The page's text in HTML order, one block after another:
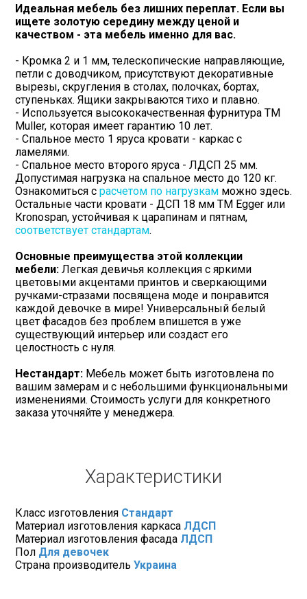
Идеальная мебель без лишних переплат. Если вы
ищете золотую середину между ценой и
качеством - эта мебель именно для вас.
- Кромка 2 и 1 мм, телескопические направляющие,
петли с доводчиком, присутствуют декоративные
вырезы, скругления в столах, полочках, бортах,
ступеньках. Ящики закрываются тихо и плавно.
- Используется высококачественная фурнитура ТМ
Muller, которая имеет гарантию 10 лет.
- Спальное место 1 яруса кровати - каркас с
ламелями.
- Спальное место второго яруса - ЛДСП 25 мм.
Допустимая нагрузка на спальное место до 120 кг.
Ознакомиться с расчетом по нагрузкам можно здесь.
Остальные части кровати - ДСП 18 мм ТМ Egger или
Кronospan, устойчивая к царапинам и пятнам,
соответствует стандартам.
Основные преимущества этой коллекции
мебели: Легкая девичья коллекция с яркими
цветовыми акцентами принтов и сверкающими
ручками-стразами посвящена моде и понравится
каждой девочке в мире! Универсальный белый
цвет фасадов без проблем впишется в уже
существующий интерьер или создаст его
целостность с нуля.
Нестандарт: Мебель может быть изготовлена по
вашим замерам и с небольшими функциональными
изменениями. Стоимость услуги для конкретного
заказа уточняйте у менеджера.
Характеристики
Класс изготовления Стандарт
Материал изготовления каркаса ЛДСП
Материал изготовления фасада ЛДСП
Пол Для девочек
Страна производитель Украина